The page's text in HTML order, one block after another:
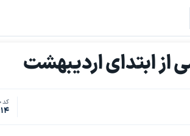
از ابتدای اردیبهشت
کد